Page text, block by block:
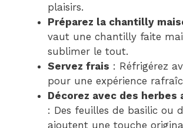
plaisirs.
Préparez la chantilly
vaut une chantilly faite
sublimer le tout.
Servez frais : Réfrigérez
pour une expérience
Décorez avec des herbes
: Des feuilles de basilic ou
ajoutent une touche